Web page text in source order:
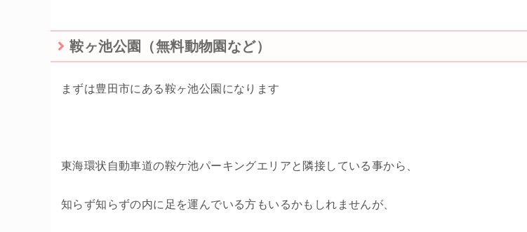
鞍ヶ池公園（無料動物園など）
まずは豊田市にある鞍ヶ池公園になります
東海環状自動車道の鞍ケ池パーキングエリアと隣接している事から、
知らず知らずの内に足を運んでいる方もいるかもしれませんが、